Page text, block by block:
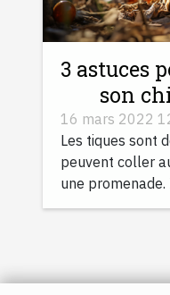
3 astuces
son
16 mars 2022
Les tiques sont
peuvent coller
une promenade.